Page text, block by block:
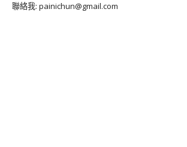
聯絡我: painichun@gmail.com